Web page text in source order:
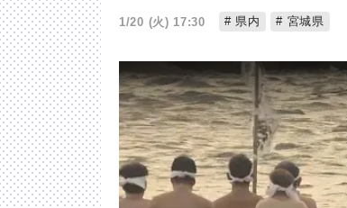
1/20 (火) 17:30 県内 宮城県